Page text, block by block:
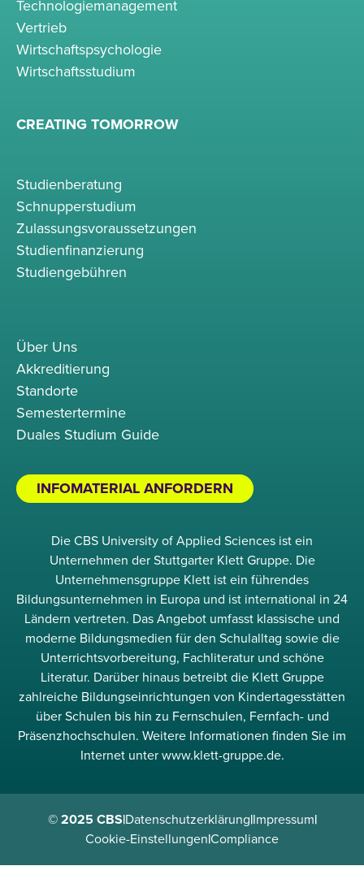
Technologiemanagement
Vertrieb
Wirtschaftspsychologie
Wirtschaftsstudium
CREATING TOMORROW
Studienberatung
Schnupperstudium
Zulassungsvoraussetzungen
Studienfinanzierung
Studiengebühren
Über Uns
Akkreditierung
Standorte
Semestertermine
Duales Studium Guide
INFOMATERIAL ANFORDERN
Die CBS University of Applied Sciences ist ein
Unternehmen der Stuttgarter Klett Gruppe. Die
Unternehmensgruppe Klett ist ein führendes
Bildungsunternehmen in Europa und ist international in 24
Ländern vertreten. Das Angebot umfasst klassische und
moderne Bildungsmedien für den Schulalltag sowie die
Unterrichtsvorbereitung, Fachliteratur und schöne
Literatur. Darüber hinaus betreibt die Klett Gruppe
zahlreiche Bildungseinrichtungen von Kindertagesstätten
über Schulen bis hin zu Fernschulen, Fernfach- und
Präsenzhochschulen. Weitere Informationen finden Sie im
Internet unter www.klett-gruppe.de.
© 2025 CBS|Datenschutzerklärung|Impressum|
Cookie-Einstellungen|Compliance